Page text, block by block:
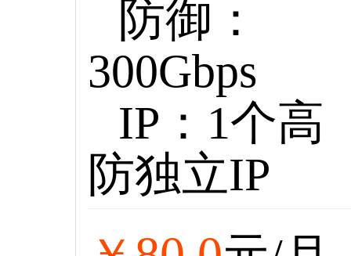
防御：
300Gbps
IP：1个高
防独立IP